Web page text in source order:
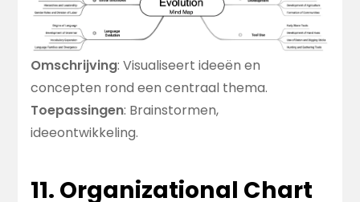
Omschrijving: Visualiseert ideeën en
concepten rond een centraal thema.
Toepassingen: Brainstormen,
ideeontwikkeling.
11. Organizational Chart